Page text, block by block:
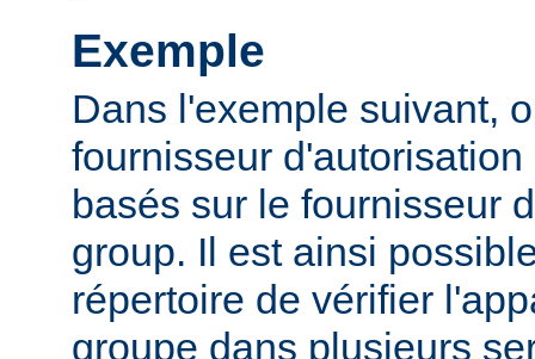
Exemple
Dans l'exemple suivant,
fournisseur
basés sur le fournisseur
group. Il est ainsi
répertoire de vérifier
groupe dans plusieurs